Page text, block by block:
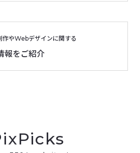
やWebデザインに関する
報をご紹介